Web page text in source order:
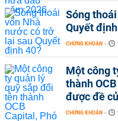
Sóng
Quyết
CHỨNG KHOÁN -
Một công
thành
được đề
CHỨNG KHOÁN -